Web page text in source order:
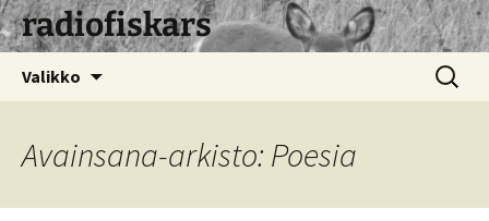
radiofiskars
Valikko Haku:
Avainsana-arkisto: Poesia